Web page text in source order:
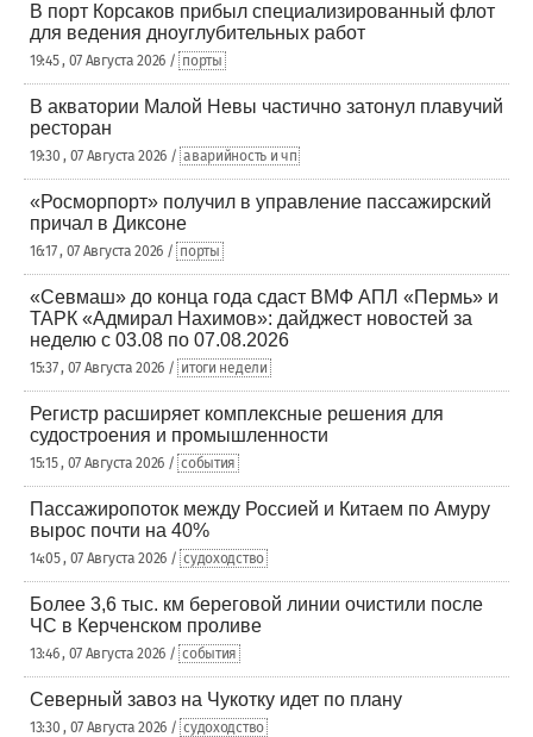
В порт Корсаков прибыл специализированный флот
для ведения дноуглубительных работ
19:45 , 07 Августа 2026 / порты
В акватории Малой Невы частично затонул плавучий
ресторан
19:30 , 07 Августа 2026 / аварийность и чп
«Росморпорт» получил в управление пассажирский
причал в Диксоне
16:17 , 07 Августа 2026 / порты
«Севмаш» до конца года сдаст ВМФ АПЛ «Пермь» и
ТАРК «Адмирал Нахимов»: дайджест новостей за
неделю с 03.08 по 07.08.2026
15:37 , 07 Августа 2026 / итоги недели
Регистр расширяет комплексные решения для
судостроения и промышленности
15:15 , 07 Августа 2026 / события
Пассажиропоток между Россией и Китаем по Амуру
вырос почти на 40%
14:05 , 07 Августа 2026 / судоходство
Более 3,6 тыс. км береговой линии очистили после
ЧС в Керченском проливе
13:46 , 07 Августа 2026 / события
Северный завоз на Чукотку идет по плану
13:30 , 07 Августа 2026 / судоходство